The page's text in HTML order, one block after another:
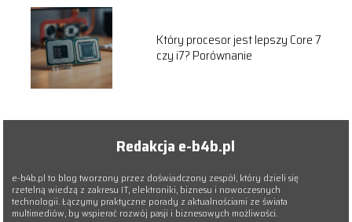
Który procesor jest lepszy Core 7
czy i7? Porównanie
Redakcja e-b4b.pl
e-b4b.pl to blog tworzony przez doświadczony zespół, który dzieli się
rzetelną wiedzą z zakresu IT, elektroniki, biznesu i nowoczesnych
technologii. Łączymy praktyczne porady z aktualnościami ze świata
multimediów, by wspierać rozwój pasji i biznesowych możliwości.